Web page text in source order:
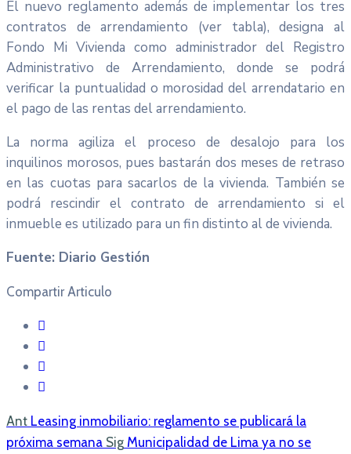
El nuevo reglamento además de implementar los tres
contratos de arrendamiento (ver tabla), designa al
Fondo Mi Vivienda como administrador del Registro
Administrativo de Arrendamiento, donde se podrá
verificar la puntualidad o morosidad del arrendatario en
el pago de las rentas del arrendamiento.
La norma agiliza el proceso de desalojo para los
inquilinos morosos, pues bastarán dos meses de retraso
en las cuotas para sacarlos de la vivienda. También se
podrá rescindir el contrato de arrendamiento si el
inmueble es utilizado para un fin distinto al de vivienda.
Fuente: Diario Gestión
Compartir Articulo
Ant Leasing inmobiliario: reglamento se publicará la
próxima semana Sig Municipalidad de Lima ya no se